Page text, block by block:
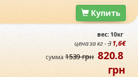
Купить
вес: 10кг
цена за кг -31,6€
сумма1539 грн 820.8
грн